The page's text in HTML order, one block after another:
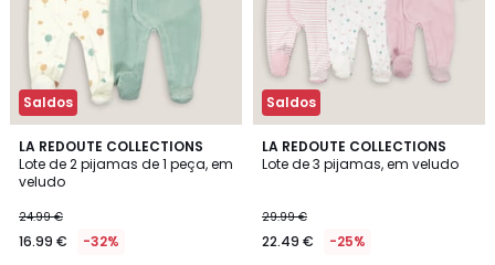
Saldos
LA REDOUTE COLLECTIONS
Lote de 2 pijamas de 1 peça, em
veludo
€
em
24.99 €
16.99 € -32%
4,6
/ 5
Saldos
LA REDOUTE COLLECTIONS
Lote de 3 pijamas, em veludo
29.99 €
22.49 € -25%
4,2
/ 5